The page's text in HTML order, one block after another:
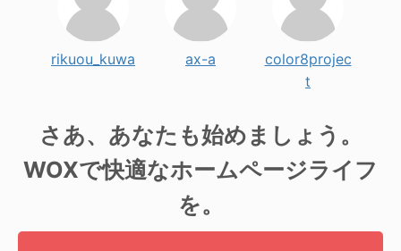
rikuou_kuwa ax-a
color8projec
t
さあ、あなたも始めましょう。
WOXで快適なホームページライフ
を。